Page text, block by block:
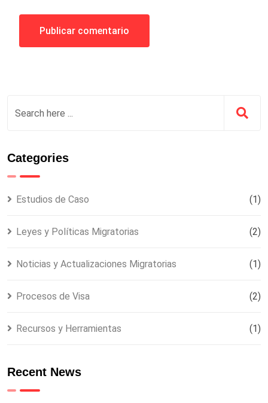
Categories
Estudios de Caso (1)
Leyes y Políticas Migratorias (2)
Noticias y Actualizaciones Migratorias (1)
Procesos de Visa (2)
Recursos y Herramientas (1)
Recent News